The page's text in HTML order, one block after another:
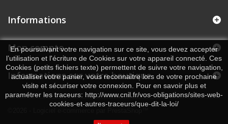
Informations
Mon compte
Informations sur votre boutique
En poursuivant votre navigation sur ce site, vous devez accepter
l’utilisation et l'écriture de Cookies sur votre appareil connecté. Ces
Cookies (petits fichiers texte) permettent de suivre votre navigation,
actualiser votre panier, vous reconnaitre lors de votre prochaine
visite et sécuriser votre connexion. Pour en savoir plus et
paramétrer les traceurs: http://www.cnil.fr/vos-obligations/sites-web-
cookies-et-autres-traceurs/que-dit-la-loi/